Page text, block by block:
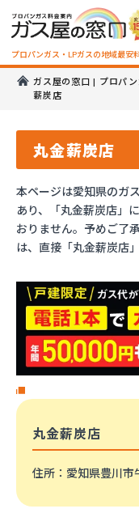
プロパンガス・LPガスの地域最安
ガス屋の窓口 | プロパ
薪炭店
丸金薪炭店
本ページは愛知県のガ
あり、「丸金薪炭店」
おりません。予めご了
は、直接「丸金薪炭店
丸金薪炭店
住所 ：愛知県豊川